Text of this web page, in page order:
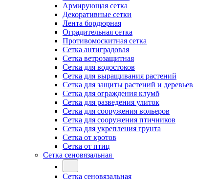
Армирующая сетка
Декоративные сетки
Лента бордюрная
Оградительная сетка
Противомоскитная сетка
Сетка антиградовая
Сетка ветрозащитная
Сетка для водостоков
Сетка для выращивания растений
Сетка для защиты растений и деревьев
Сетка для ограждения клумб
Сетка для разведения улиток
Сетка для сооружения вольеров
Сетка для сооружения птичников
Сетка для укрепления грунта
Сетка от кротов
Сетка от птиц
Сетка сеновязальная
Сетка сеновязальная